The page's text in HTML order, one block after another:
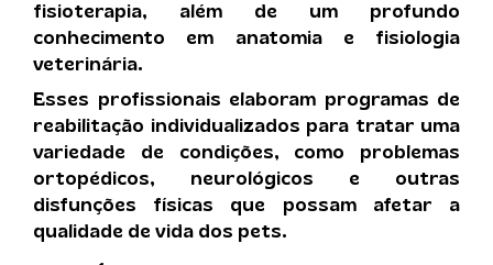
fisioterapia, além de um profundo
conhecimento em anatomia e fisiologia
veterinária.
Esses profissionais elaboram programas de
reabilitação individualizados para tratar uma
variedade de condições, como problemas
ortopédicos, neurológicos e outras
disfunções físicas que possam afetar a
qualidade de vida dos pets.